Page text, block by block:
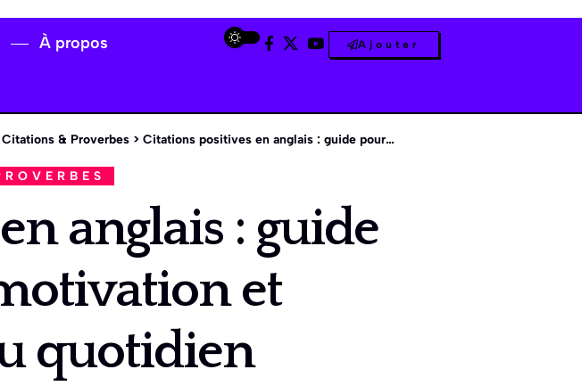
À propos Ajouter
Citations & Proverbes > Citations positives en anglais : guide pour trouver motivation et inspiration au quotidien
anglais : guide
et
quotidien